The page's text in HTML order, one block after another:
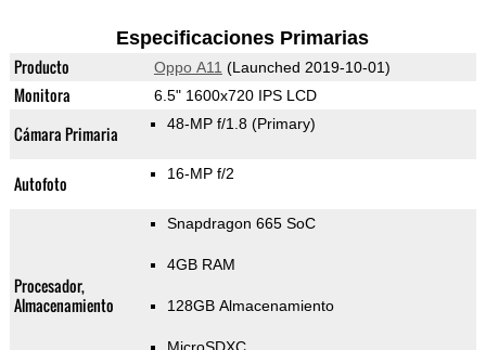
Especificaciones Primarias
Producto Oppo A11 (Launched 2019-10-01)
Monitora 6.5" 1600x720 IPS LCD
Cámara Primaria 48-MP f/1.8 (Primary)
Autofoto 16-MP f/2
Procesador,
Almacenamiento
Snapdragon 665 SoC
4GB RAM
128GB Almacenamiento